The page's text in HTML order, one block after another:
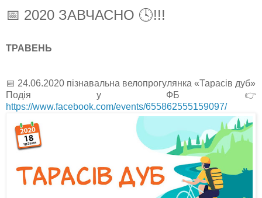
📅 2020 ЗАВЧАСНО 🕓!!!
ТРАВЕНЬ
📅 24.06.2020 пізнавальна велопрогулянка «Тарасів дуб»
Подія у ФБ 👉
https://www.facebook.com/events/655862555159097/